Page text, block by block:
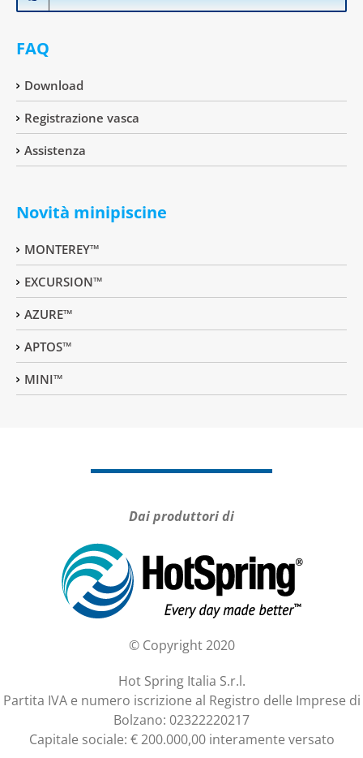
FAQ
Download
Registrazione vasca
Assistenza
Novità minipiscine
MONTEREY™
EXCURSION™
AZURE™
APTOS™
MINI™
Dai produttori di
© Copyright 2020
Hot Spring Italia S.r.l.
Partita IVA e numero iscrizione al Registro delle Imprese di
Bolzano: 02322220217
Capitale sociale: € 200.000,00 interamente versato